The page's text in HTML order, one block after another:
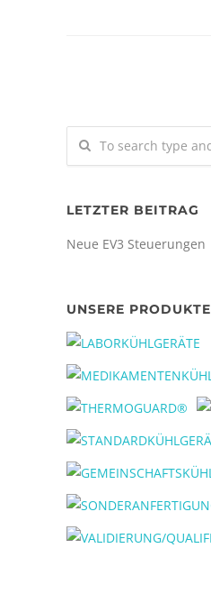
LETZTER BEITRAG
Neue EV3 Steuerungen
UNSERE PRODUKTE